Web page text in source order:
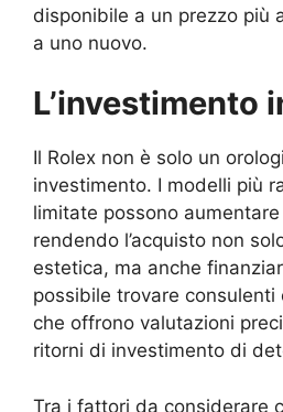
disponibile a un prezzo più
a uno nuovo.
L’investimento
Il Rolex non è solo un
investimento. I modelli più
limitate possono
rendendo l’acquisto non
estetica, ma anche
possibile trovare
che offrono valutazioni
ritorni di investimento di
Tra i fattori da considerare